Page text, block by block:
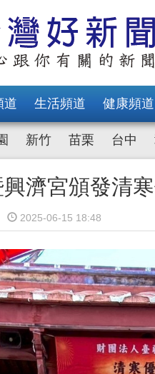
道 生活頻道 健康頻道
新竹 苗栗 台中
興濟宮頒發清
2025-06-15 18:48